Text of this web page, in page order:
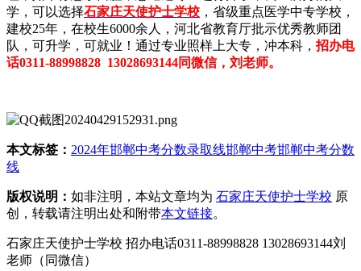
学，可以选择石家庄天使护士学校 ，省级重点医学中专学校，
建校25年，在校生6000余人，河北省教育厅批示优秀教师团
队，可升学，可就业！通过专业照样上大专，冲本科， 招办电
话0311-88998828 13028693144同微信，刘老师。
本文标签： 2024年邯郸中考分数录取线邯郸中考邯郸中考分数
线
版权说明： 如非注明，本站文章均为 石家庄天使护士学校 原
创，转载请注明出处和附带本文链接。
石家庄天使护士学校 招办电话0311-88998828 13028693144刘
老师（同微信）